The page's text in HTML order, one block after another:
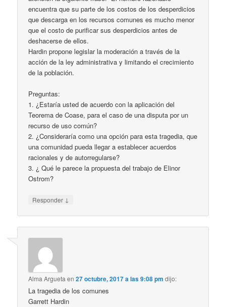
encuentra que su parte de los costos de los desperdicios
que descarga en los recursos comunes es mucho menor
que el costo de purificar sus desperdicios antes de
deshacerse de ellos.
Hardin propone legislar la moderación a través de la
acción de la ley administrativa y limitando el crecimiento
de la población.
Preguntas:
1. ¿Estaría usted de acuerdo con la aplicación del
Teorema de Coase, para el caso de una disputa por un
recurso de uso común?
2. ¿Consideraría como una opción para esta tragedia, que
una comunidad pueda llegar a establecer acuerdos
racionales y de autorregularse?
3. ¿ Qué le parece la propuesta del trabajo de Elinor
Ostrom?
Responder ↓
Alma Argueta en27 octubre, 2017 a las 9:08 pm dijo:
La tragedia de los comunes
Garrett Hardin